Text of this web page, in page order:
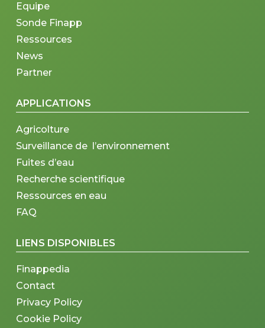
Equipe
Sonde Finapp
Ressources
News
Partner
APPLICATIONS
Agricolture
Surveillance de l’environnement
Fuites d’eau
Recherche scientifique
Ressources en eau
FAQ
LIENS DISPONIBLES
Finappedia
Contact
Privacy Policy
Cookie Policy